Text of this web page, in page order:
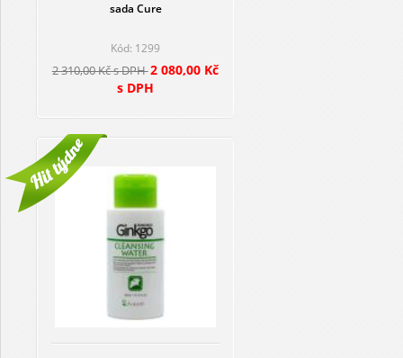
sada Cure
Kód: 1299
2 310,00 Kč s DPH2 080,00 Kč
s DPH